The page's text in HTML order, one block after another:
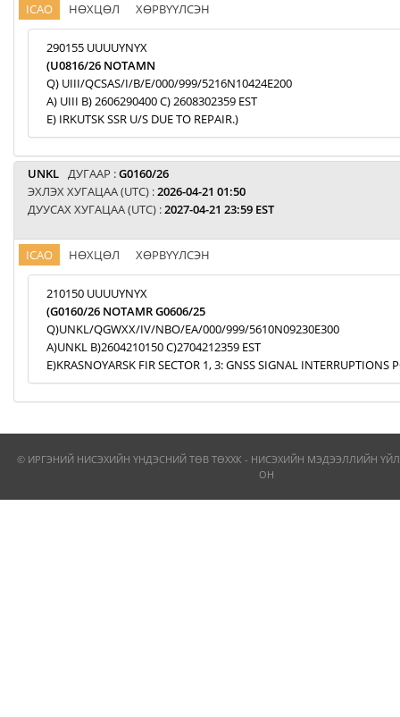
ICAO НӨХЦӨЛ ХӨРВҮҮЛСЭН
290155 UUUUYNYX
(U0816/26 NOTAMN
Q) UIII/QCSAS/I/B/E/000/999/5216N10424E200
A) UIII B) 2606290400 C) 2608302359 EST
E) IRKUTSK SSR U/S DUE TO REPAIR.)
UNKL ДУГААР :G0160/26
ЭХЛЭХ ХУГАЦАА (UTC) :2026-04-21 01:50
ДУУСАХ ХУГАЦАА (UTC) :2027-04-21 23:59 EST
ICAO НӨХЦӨЛ ХӨРВҮҮЛСЭН
210150 UUUUYNYX
(G0160/26 NOTAMR G0606/25
Q)UNKL/QGWXX/IV/NBO/EA/000/999/5610N09230E300
A)UNKL B)2604210150 C)2704212359 EST
E)KRASNOYARSK FIR SECTOR 1, 3: GNSS SIGNAL INTERRUPTIONS
© ИРГЭНИЙ НИСЭХИЙН ҮНДЭСНИЙ ТӨВ ТӨХХК - НИСЭХИЙН МЭДЭЭЛЛИЙН
ОН